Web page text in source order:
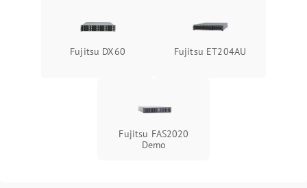
Fujitsu DX60 Fujitsu ET204AU
Fujitsu FAS2020
Demo